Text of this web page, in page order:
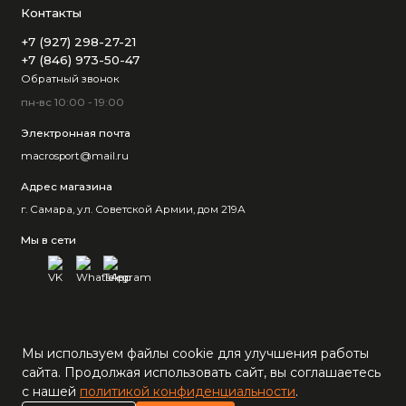
Контакты
+7 (927) 298-27-21
+7 (846) 973-50-47
Обратный звонок
пн-вс 10:00 - 19:00
Электронная почта
macrosport@mail.ru
Адрес магазина
г. Самара, ул. Советской Армии, дом 219А
Мы в сети
Мы используем файлы cookie для улучшения работы
сайта. Продолжая использовать сайт, вы соглашаетесь
с нашей политикой конфиденциальности.